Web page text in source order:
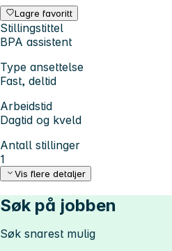
Lagre favoritt
Stillingstittel
BPA assistent
Type ansettelse
Fast, deltid
Arbeidstid
Dagtid og kveld
Antall stillinger
1
Vis flere detaljer
Søk på jobben
Søk snarest mulig